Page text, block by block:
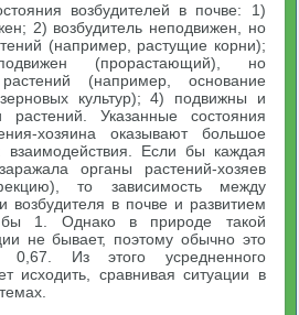
возбудителей в почве: 1)
2) возбудитель неподвижен, но
(например, растущие корни);
(прорастающий), но
(например, основание
культур); 4) подвижны и
растений. Указанные состояния
хозяина оказывают большое
Если бы каждая
органы растений-хозяев
то зависимость между
возбудителя в почве и развитием
бы 1. Однако в природе такой
не бывает, поэтому обычно это
0,67. Из этого усредненного
исходить, сравнивая ситуации в